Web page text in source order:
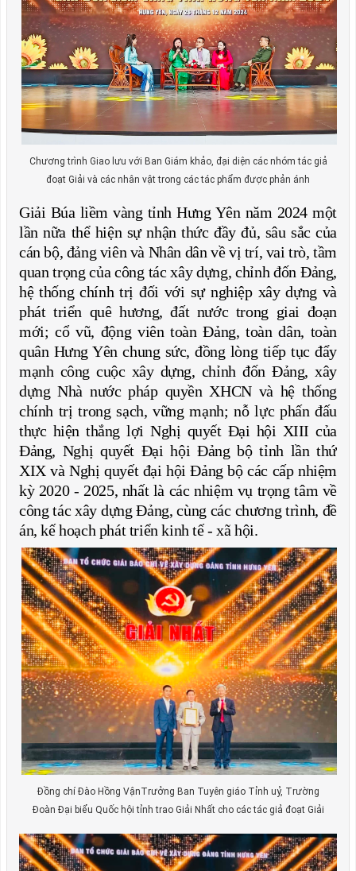
Chương trình Giao lưu với Ban Giám khảo, đại diện các nhóm tác giả
đoạt Giải và các nhân vật trong các tác phẩm được phản ánh
Giải Búa liềm vàng tỉnh Hưng Yên năm 2024 một
lần nữa thể hiện sự nhận thức đầy đủ, sâu sắc của
cán bộ, đảng viên và Nhân dân về vị trí, vai trò, tầm
quan trọng của công tác xây dựng, chỉnh đốn Đảng,
hệ thống chính trị đối với sự nghiệp xây dựng và
phát triển quê hương, đất nước trong giai đoạn
mới; cổ vũ, động viên toàn Đảng, toàn dân, toàn
quân Hưng Yên chung sức, đồng lòng tiếp tục đẩy
mạnh công cuộc xây dựng, chỉnh đốn Đảng, xây
dựng Nhà nước pháp quyền XHCN và hệ thống
chính trị trong sạch, vững mạnh; nỗ lực phấn đấu
thực hiện thắng lợi Nghị quyết Đại hội XIII của
Đảng, Nghị quyết Đại hội Đảng bộ tỉnh lần thứ
XIX và Nghị quyết đại hội Đảng bộ các cấp nhiệm
kỳ 2020 - 2025, nhất là các nhiệm vụ trọng tâm về
công tác xây dựng Đảng, cùng các chương trình, đề
án, kế hoạch phát triển kinh tế - xã hội.
Đồng chí Đào Hồng VậnTrưởng Ban Tuyên giáo Tỉnh uỷ, Trường
Đoàn Đại biểu Quốc hội tỉnh trao Giải Nhất cho các tác giả đoạt Giải